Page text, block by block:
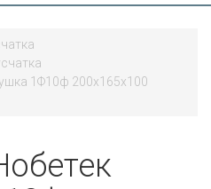
1Ф10ф 200х165х100